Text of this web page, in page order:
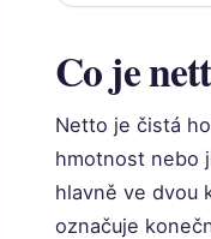
Co je
Netto je čistá
hmotnost nebo
hlavně ve dvou
označuje